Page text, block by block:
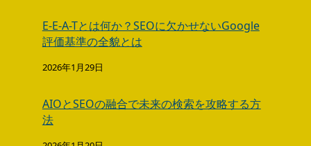
E-E-A-Tとは何か？SEOに欠かせないGoogle
評価基準の全貌とは
2026年1月29日
AIOとSEOの融合で未来の検索を攻略する方
法